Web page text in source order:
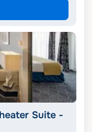
Suite -